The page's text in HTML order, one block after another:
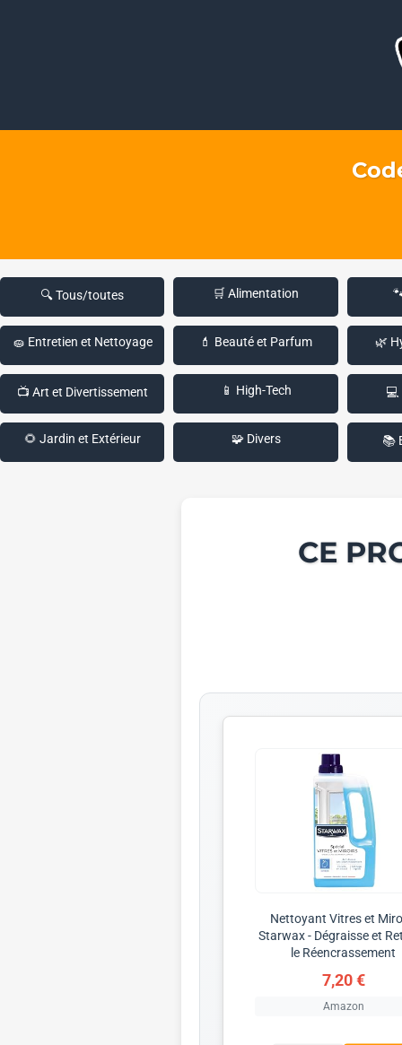
🔍 Tous/toutes 🛒 Alimentation
🧽 Entretien et Nettoyage 💄 Beauté et Parfum 🌿
📺 Art et Divertissement 📱 High-Tech 💻
🌻 Jardin et Extérieur 🧩 Divers 📚
CE
Nettoyant Vitres et
Starwax - Dégraisse et
le Réencrassement
7,20 €
Amazon